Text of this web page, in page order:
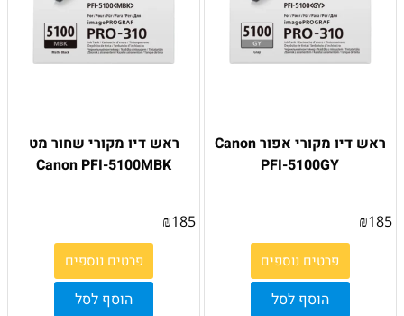
ראש דיו מקורי אפור Canon
PFI-5100GY
₪185
פרטים נוספים
הוסף לסל
ראש דיו מקורי שחור מט
Canon PFI-5100MBK
₪185
פרטים נוספים
הוסף לסל